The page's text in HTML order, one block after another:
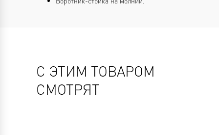
С ЭТИМ ТОВАРОМ
СМОТРЯТ